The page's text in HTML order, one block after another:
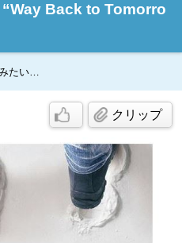
Back to Tomorro
たい…
クリップ